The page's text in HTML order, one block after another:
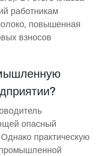
работникам
повышенная
взносов
опасный
практическую